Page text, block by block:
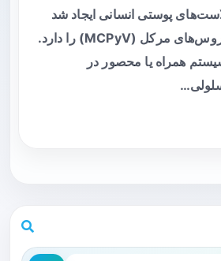
پوستی انسانی ایجاد شد
که توانایی تولید ویروس‌های مرکل (MCPyV) را دارد.
همراه یا محصور در